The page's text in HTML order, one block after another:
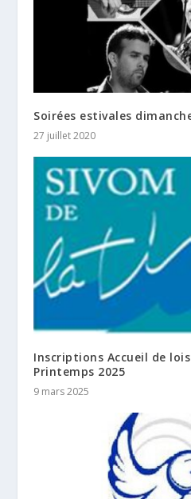
Soirées estivales
27 juillet 2020
Inscriptions Accueil de
Printemps 2025
9 mars 2025